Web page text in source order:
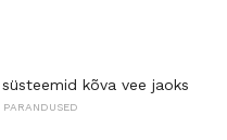
kõva vee jaoks